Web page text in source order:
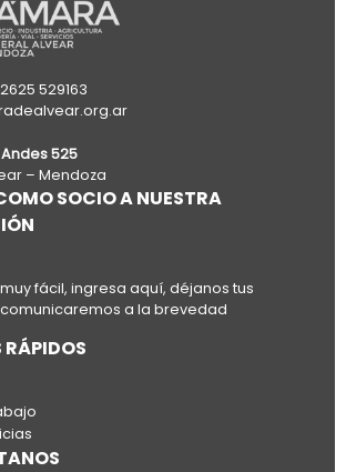
529163
525
– Mendoza
SOCIO A NUESTRA
fácil, ingresa aquí, déjanos tus
a la brevedad